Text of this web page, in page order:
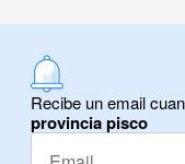
Recibe un email
provincia pisco